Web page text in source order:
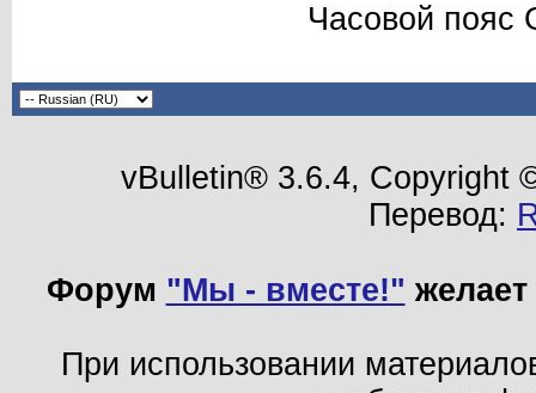
Часовой пояс
vBulletin® 3.6.4, Copyright
Перевод:
Форум "Мы - вместе!"
При использовании